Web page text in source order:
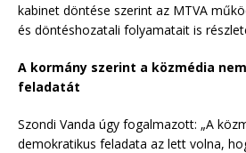
kabinet döntése szerint az MTVA
és döntéshozatali folyamatait is
A kormány szerint a közmédia
feladatát
Szondi Vanda úgy fogalmazott: „A
demokratikus feladata az lett volna,